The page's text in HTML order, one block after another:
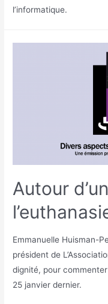
l’informatique.
Autour
Emmanuelle Huisman-
président de
dignité, pour
25 janvier dernier.